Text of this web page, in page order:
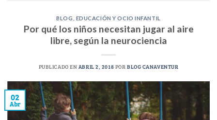
BLOG EDUCACIÓN Y OCIO INFANTIL
Por qué los niños necesitan jugar al aire
libre, según la neurociencia
PUBLICADO EN ABRIL 2, 2018 POR BLOG CANAVENTUR
02
Abr